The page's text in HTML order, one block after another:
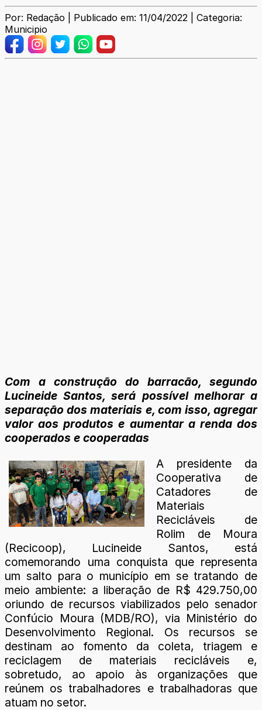
Por: Redação | Publicado em: 11/04/2022 | Categoria:
Municipio
Com a construção do barracão, segundo
Lucineide Santos, será possível melhorar a
separação dos materiais e, com isso, agregar
valor aos produtos e aumentar a renda dos
cooperados e cooperadas
A presidente da
Cooperativa de
Catadores de
Materiais
Recicláveis de
Rolim de Moura
(Recicoop), Lucineide Santos, está
comemorando uma conquista que representa
um salto para o município em se tratando de
meio ambiente: a liberação de R$ 429.750,00
oriundo de recursos viabilizados pelo senador
Confúcio Moura (MDB/RO), via Ministério do
Desenvolvimento Regional. Os recursos se
destinam ao fomento da coleta, triagem e
reciclagem de materiais recicláveis e,
sobretudo, ao apoio às organizações que
reúnem os trabalhadores e trabalhadoras que
atuam no setor.